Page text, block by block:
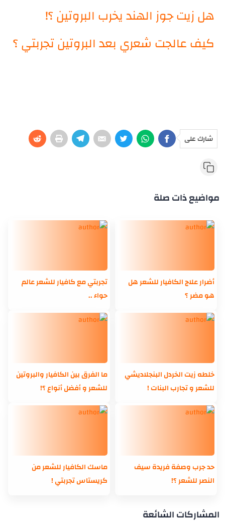
هل زيت جوز الهند يخرب البروتين ؟!
كيف عالجت شعري بعد البروتين تجربتي ؟
شارك على
مواضيع ذات صلة
أضرار علاج الكافيار للشعر هل
هو مضر ؟
تجربتي مع كافيار للشعر عالم
حواء ..
خلطه زيت الخردل البنجلاديشي
للشعر و تجارب البنات !
ما الفرق بين الكافيار والبروتين
للشعر و أفضل أنواع ؟!
حد جرب وصفة فريدة سيف
النصر للشعر ؟!
ماسك الكافيار للشعر من
كريستاس تجربتي !
المشاركات الشائعة